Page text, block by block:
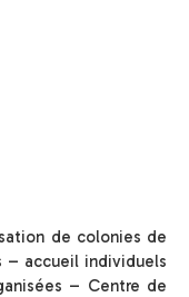
de colonies de
– accueil individuels
– Centre de